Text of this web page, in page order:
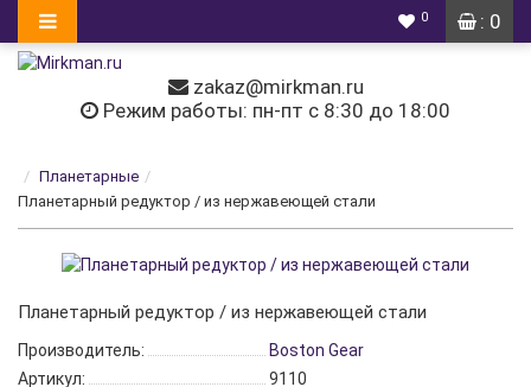
: 0
0
zakaz@mirkman.ru
Режим работы: пн-пт с 8:30 до 18:00
Планетарные
Планетарный редуктор / из нержавеющей стали
Планетарный редуктор / из нержавеющей стали
Производитель:
Boston Gear
Артикул:
9110